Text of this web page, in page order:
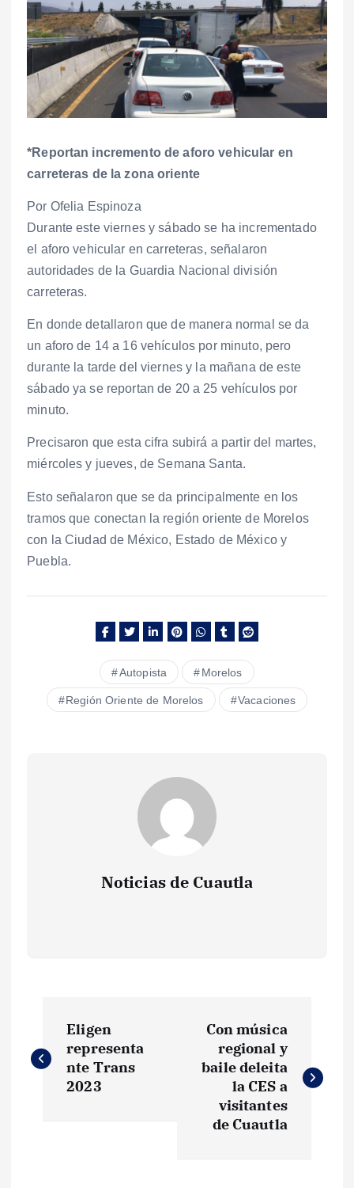
*Reportan incremento de aforo vehicular en
carreteras de la zona oriente
Por Ofelia Espinoza
Durante este viernes y sábado se ha incrementado
el aforo vehicular en carreteras, señalaron
autoridades de la Guardia Nacional división
carreteras.
En donde detallaron que de manera normal se da
un aforo de 14 a 16 vehículos por minuto, pero
durante la tarde del viernes y la mañana de este
sábado ya se reportan de 20 a 25 vehículos por
minuto.
Precisaron que esta cifra subirá a partir del martes,
miércoles y jueves, de Semana Santa.
Esto señalaron que se da principalmente en los
tramos que conectan la región oriente de Morelos
con la Ciudad de México, Estado de México y
Puebla.
Autopista Morelos
Región Oriente de Morelos Vacaciones
Noticias de Cuautla
a
Eligen
representa
nte Trans
2023
Con música
regional y
baile deleita
la CES a
visitantes
de Cuautla